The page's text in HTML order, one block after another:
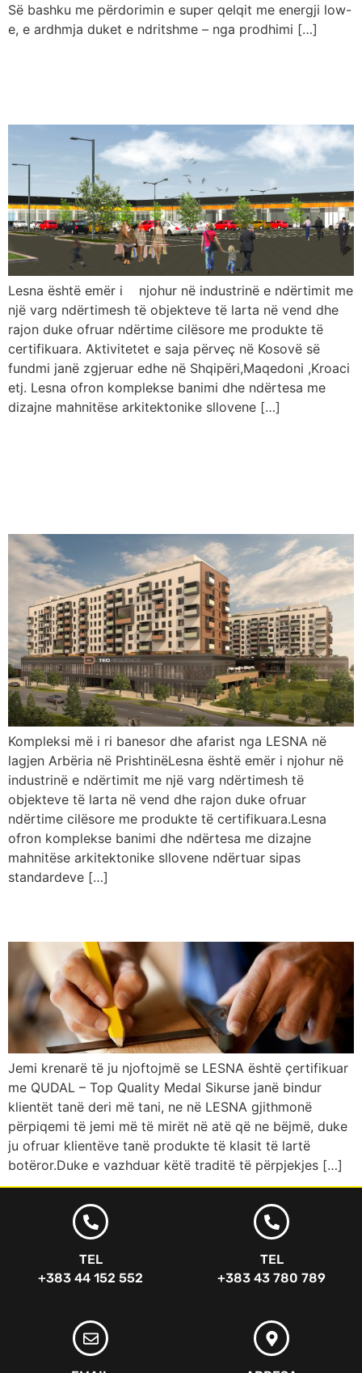
Së bashku me përdorimin e super qelqit me energji low-
e, e ardhmja duket e ndritshme – nga prodhimi […]
Lesna është emër i njohur në industrinë e ndërtimit me
një varg ndërtimesh të objekteve të larta në vend dhe
rajon duke ofruar ndërtime cilësore me produkte të
certifikuara. Aktivitetet e saja përveç në Kosovë së
fundmi janë zgjeruar edhe në Shqipëri,Maqedoni ,Kroaci
etj. Lesna ofron komplekse banimi dhe ndërtesa me
dizajne mahnitëse arkitektonike sllovene […]
Kompleksi më i ri banesor dhe afarist nga LESNA në
lagjen Arbëria në PrishtinëLesna është emër i njohur në
industrinë e ndërtimit me një varg ndërtimesh të
objekteve të larta në vend dhe rajon duke ofruar
ndërtime cilësore me produkte të certifikuara.Lesna
ofron komplekse banimi dhe ndërtesa me dizajne
mahnitëse arkitektonike sllovene ndërtuar sipas
standardeve […]
Jemi krenarë të ju njoftojmë se LESNA është çertifikuar
me QUDAL – Top Quality Medal Sikurse janë bindur
klientët tanë deri më tani, ne në LESNA gjithmonë
përpiqemi të jemi më të mirët në atë që ne bëjmë, duke
ju ofruar klientëve tanë produkte të klasit të lartë
botëror.Duke e vazhduar këtë traditë të përpjekjes […]
TEL
+383 44 152 552
TEL
+383 43 780 789